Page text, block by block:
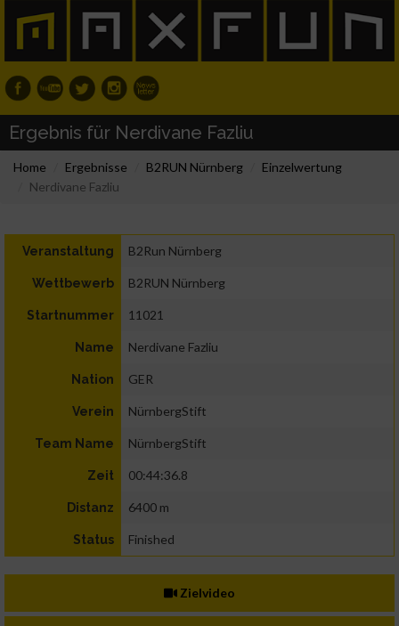
Ergebnis für Nerdivane Fazliu
Home Ergebnisse B2RUN Nürnberg
Einzelwertung
Nerdivane Fazliu
Veranstaltung B2Run Nürnberg
Wettbewerb B2RUN Nürnberg
Startnummer 11021
Name Nerdivane Fazliu
Nation GER
Verein NürnbergStift
Team Name NürnbergStift
Zeit 00:44:36.8
Distanz 6400 m
Status Finished
Zielvideo